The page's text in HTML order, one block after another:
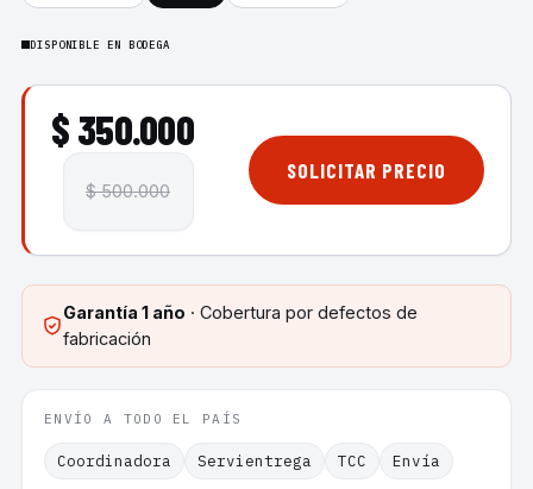
DISPONIBLE EN BODEGA
$ 350.000
$ 500.000
SOLICITAR PRECIO
Garantía 1 año · Cobertura por defectos de
fabricación
ENVÍO A TODO EL PAÍS
Coordinadora Servientrega TCC Envía